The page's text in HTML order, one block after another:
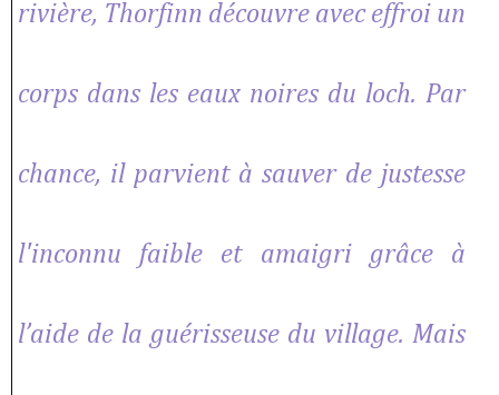
rivière, Thorfinn découvre avec effroi un
corps dans les eaux noires du loch. Par
chance, il parvient à sauver de justesse
l'inconnu faible et amaigri grâce à
l’aide de la guérisseuse du village. Mais